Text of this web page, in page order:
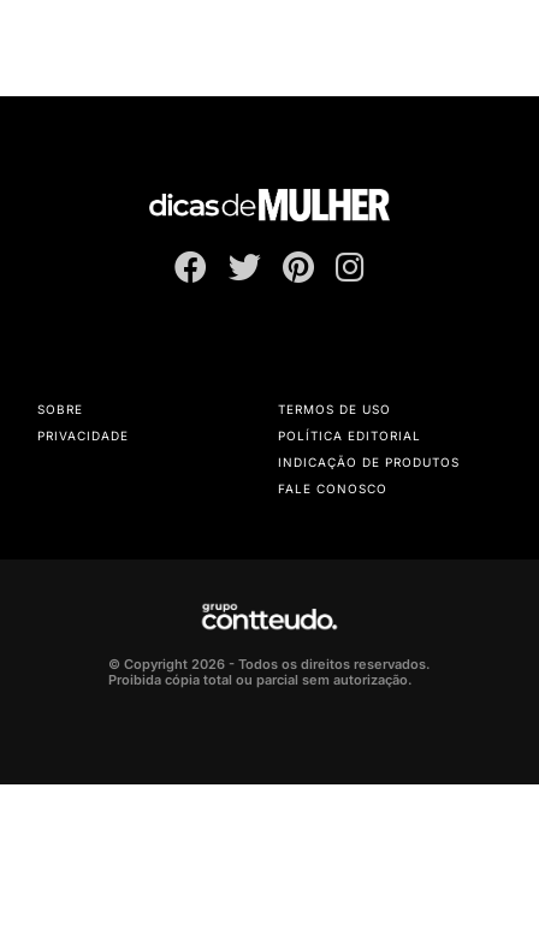
SOBRE
PRIVACIDADE
TERMOS DE USO
POLÍTICA EDITORIAL
INDICAÇÃO DE PRODUTOS
FALE CONOSCO
© Copyright 2026 - Todos os direitos reservados.
Proibida cópia total ou parcial sem autorização.